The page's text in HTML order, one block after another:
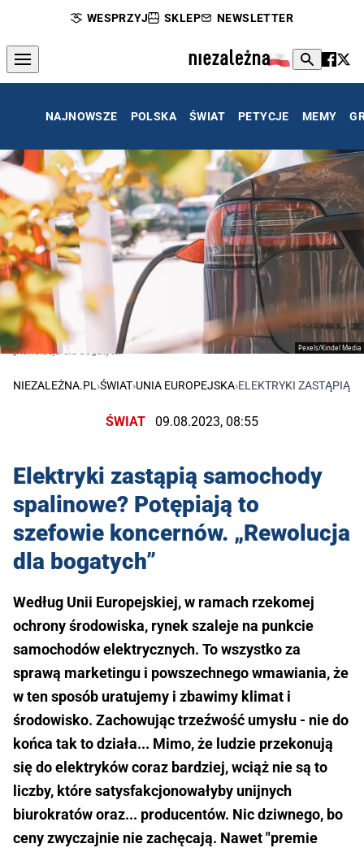
WESPRZYJ SKLEP NEWSLETTER
NAJNOWSZE POLSKA ŚWIAT PETYCJE MEMY
Pexels/Kindel Media
„Rewolucja dla bogatych”
NIEZALEŻNA.PL ›ŚWIAT›UNIA EUROPEJSKA›ELEKTRYKI ZASTĄPIĄ
ŚWIAT 09.08.2023, 08:55
Elektryki zastąpią samochody
spalinowe? Potępiają to
szefowie koncernów. „Rewolucja
dla bogatych”
Według Unii Europejskiej, w ramach rzekomej
ochrony środowiska, rynek szaleje na punkcie
samochodów elektrycznych. To wszystko za
sprawą marketingu i powszechnego wmawiania, że
w ten sposób uratujemy i zbawimy klimat i
środowisko. Zachowując trzeźwość umysłu - nie do
końca tak to działa... Mimo, że ludzie przekonują
się do elektryków coraz bardziej, wciąż nie są to
liczby, które satysfakcjonowałyby unijnych
biurokratów oraz... producentów. Nic dziwnego, bo
ceny zwyczajnie nie zachęcają. Nawet "premie